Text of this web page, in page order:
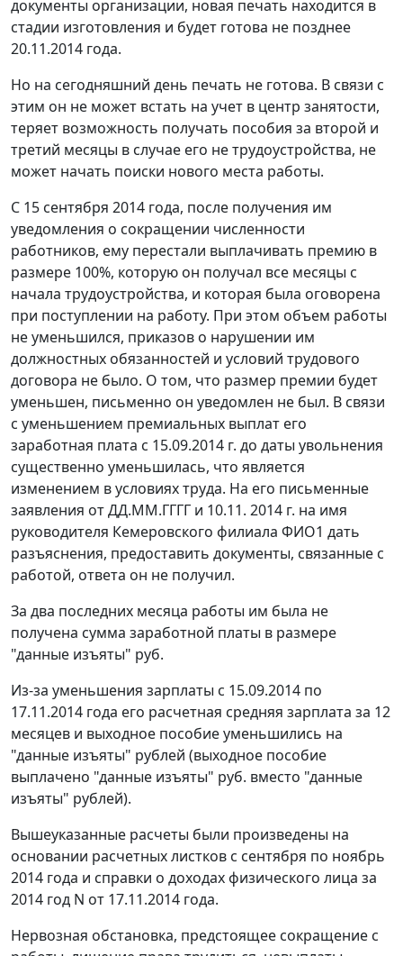
документы организации, новая печать находится в
стадии изготовления и будет готова не позднее
20.11.2014 года.
Но на сегодняшний день печать не готова. В связи с
этим он не может встать на учет в центр занятости,
теряет возможность получать пособия за второй и
третий месяцы в случае его не трудоустройства, не
может начать поиски нового места работы.
С 15 сентября 2014 года, после получения им
уведомления о сокращении численности
работников, ему перестали выплачивать премию в
размере 100%, которую он получал все месяцы с
начала трудоустройства, и которая была оговорена
при поступлении на работу. При этом объем работы
не уменьшился, приказов о нарушении им
должностных обязанностей и условий трудового
договора не было. О том, что размер премии будет
уменьшен, письменно он уведомлен не был. В связи
с уменьшением премиальных выплат его
заработная плата с 15.09.2014 г. до даты увольнения
существенно уменьшилась, что является
изменением в условиях труда. На его письменные
заявления от ДД.ММ.ГГГГ и 10.11. 2014 г. на имя
руководителя Кемеровского филиала ФИО1 дать
разъяснения, предоставить документы, связанные с
работой, ответа он не получил.
За два последних месяца работы им была не
получена сумма заработной платы в размере
"данные изъяты" руб.
Из-за уменьшения зарплаты с 15.09.2014 по
17.11.2014 года его расчетная средняя зарплата за 12
месяцев и выходное пособие уменьшились на
"данные изъяты" рублей (выходное пособие
выплачено "данные изъяты" руб. вместо "данные
изъяты" рублей).
Вышеуказанные расчеты были произведены на
основании расчетных листков с сентября по ноябрь
2014 года и справки о доходах физического лица за
2014 год N от 17.11.2014 года.
Нервозная обстановка, предстоящее сокращение с